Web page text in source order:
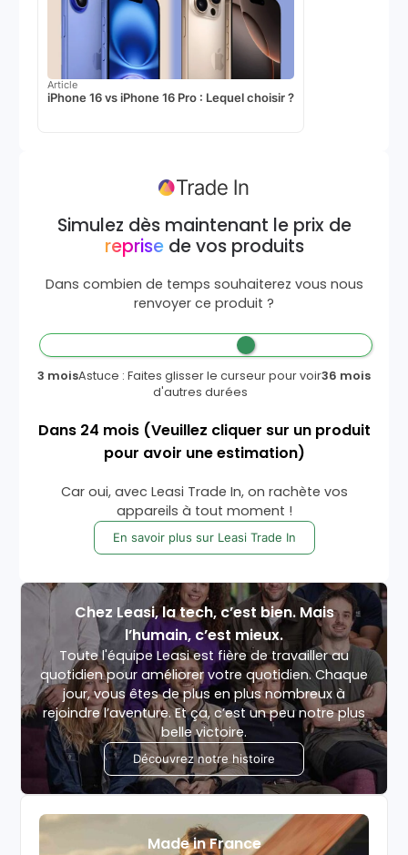
Article
iPhone 16 vs iPhone 16 Pro : Lequel choisir ?
Simulez dès maintenant le prix de
reprisede vos produits
Dans combien de temps souhaiterez vous nous
renvoyer ce produit ?
3 moisAstuce : Faites glisser le curseur pour voir
d'autres durées
36 mois
Dans 24 mois (Veuillez cliquer sur un produit
pour avoir une estimation)
Car oui, avec Leasi Trade In, on rachète vos
appareils à tout moment !
En savoir plus sur Leasi Trade In
Chez Leasi, la tech, c’est bien. Mais
l’humain, c’est mieux.
Toute l'équipe Leasi est fière de travailler au
quotidien pour améliorer votre quotidien. Chaque
jour, vous êtes de plus en plus nombreux à
rejoindre l’aventure. Et ça, c’est un peu notre plus
belle victoire.
Découvrez notre histoire
Made in France